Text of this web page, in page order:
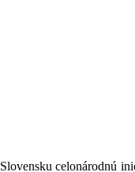
celonárodnú